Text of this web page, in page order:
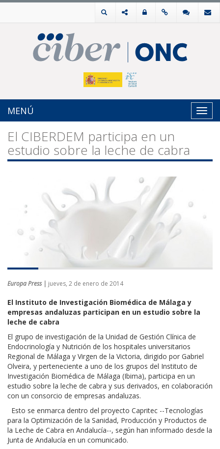
MENÚ
El CIBERDEM participa en un
estudio sobre la leche de cabra
Europa Press | jueves, 2 de enero de 2014
El Instituto de Investigación Biomédica de Málaga y
empresas andaluzas participan en un estudio sobre la
leche de cabra
El grupo de investigación de la Unidad de Gestión Clínica de
Endocrinología y Nutrición de los hospitales universitarios
Regional de Málaga y Virgen de la Victoria, dirigido por Gabriel
Olveira, y perteneciente a uno de los grupos del Instituto de
Investigación Biomédica de Málaga (Ibima), participa en un
estudio sobre la leche de cabra y sus derivados, en colaboración
con un consorcio de empresas andaluzas.
Esto se enmarca dentro del proyecto Capritec --Tecnologías
para la Optimización de la Sanidad, Producción y Productos de
la Leche de Cabra en Andalucía--, según han informado desde la
Junta de Andalucía en un comunicado.